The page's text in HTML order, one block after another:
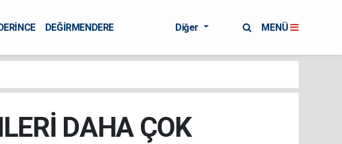
DEĞİRMENDERE
Diğer MENÜ
DAHA ÇOK